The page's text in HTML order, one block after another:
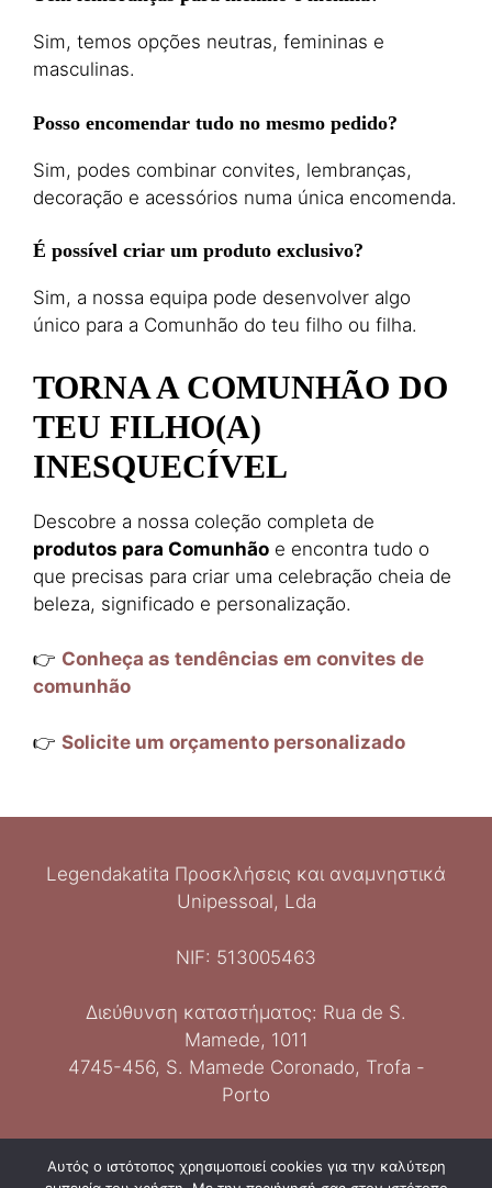
Sim, temos opções neutras, femininas e
masculinas.
Posso encomendar tudo no mesmo pedido?
Sim, podes combinar convites, lembranças,
decoração e acessórios numa única encomenda.
É possível criar um produto exclusivo?
Sim, a nossa equipa pode desenvolver algo
único para a Comunhão do teu filho ou filha.
TORNA A COMUNHÃO DO
TEU FILHO(A)
INESQUECÍVEL
Descobre a nossa coleção completa de
produtos para Comunhão e encontra tudo o
que precisas para criar uma celebração cheia de
beleza, significado e personalização.
👉 Conheça as tendências em convites de
comunhão
👉 Solicite um orçamento personalizado
Legendakatita Προσκλήσεις και αναμνηστικά
Unipessoal, Lda
NIF: 513005463
Διεύθυνση καταστήματος: Rua de S.
Mamede, 1011
4745-456, S. Mamede Coronado, Trofa -
Porto
Español
Αυτός ο ιστότοπος χρησιμοποιεί cookies για την καλύτερη